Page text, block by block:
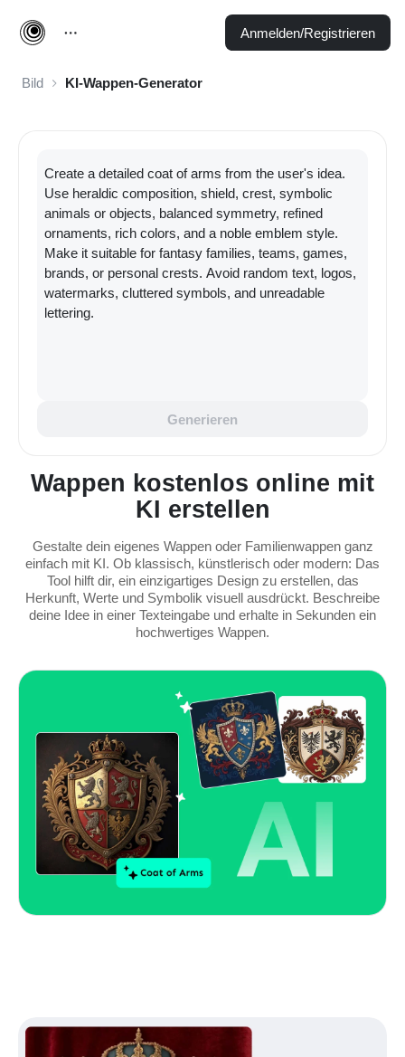
Anmelden/Registrieren
Bild KI-Wappen-Generator
Wappen kostenlos online mit
KI erstellen
Gestalte dein eigenes Wappen oder Familienwappen ganz
einfach mit KI. Ob klassisch, künstlerisch oder modern: Das
Tool hilft dir, ein einzigartiges Design zu erstellen, das
Herkunft, Werte und Symbolik visuell ausdrückt. Beschreibe
deine Idee in einer Texteingabe und erhalte in Sekunden ein
hochwertiges Wappen.
Generieren